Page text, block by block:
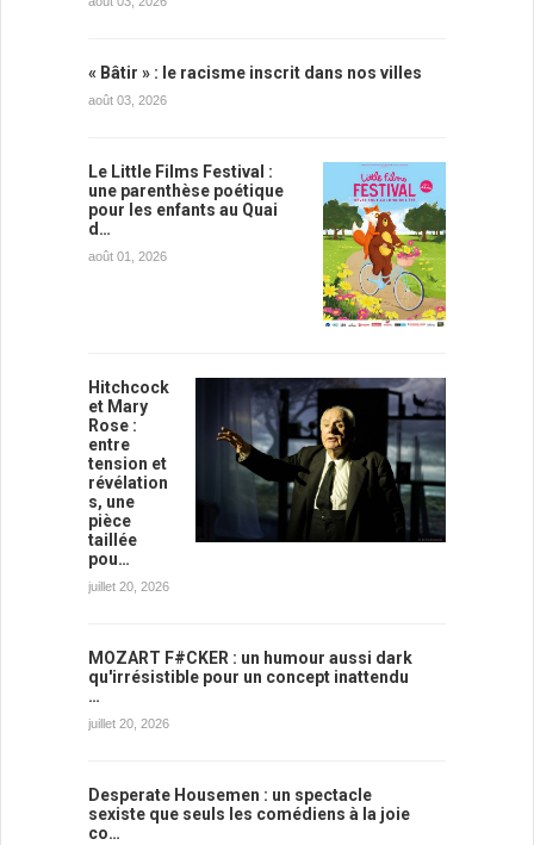
« Bâtir » : le racisme inscrit dans nos villes
août 03, 2026
Le Little Films Festival :
une parenthèse poétique
pour les enfants au Quai
d…
août 01, 2026
Hitchcock
et Mary
Rose :
entre
tension et
révélation
s, une
pièce
taillée
pou…
juillet 20, 2026
MOZART F#CKER : un humour aussi dark
qu'irrésistible pour un concept inattendu
…
juillet 20, 2026
Desperate Housemen : un spectacle
sexiste que seuls les comédiens à la joie
co…